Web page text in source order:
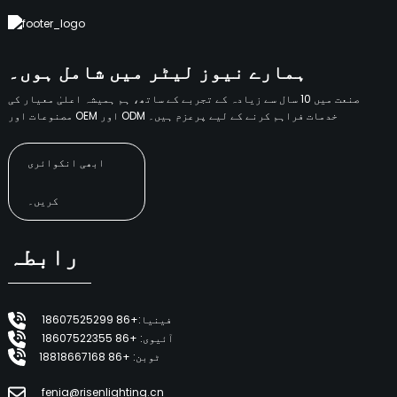
ہمارے نیوز لیٹر میں شامل ہوں۔
صنعت میں 10 سال سے زیادہ کے تجربے کے ساتھ، ہم ہمیشہ اعلیٰ معیار کی
مصنوعات اور OEM اور ODM خدمات فراہم کرنے کے لیے پرعزم ہیں۔
ابھی انکوائری
کریں۔
رابطہ
فینیا:+86 18607525299
آئیوی: +86 18607522355
ٹوبن: +86 18818667168
fenia@risenlighting.cn